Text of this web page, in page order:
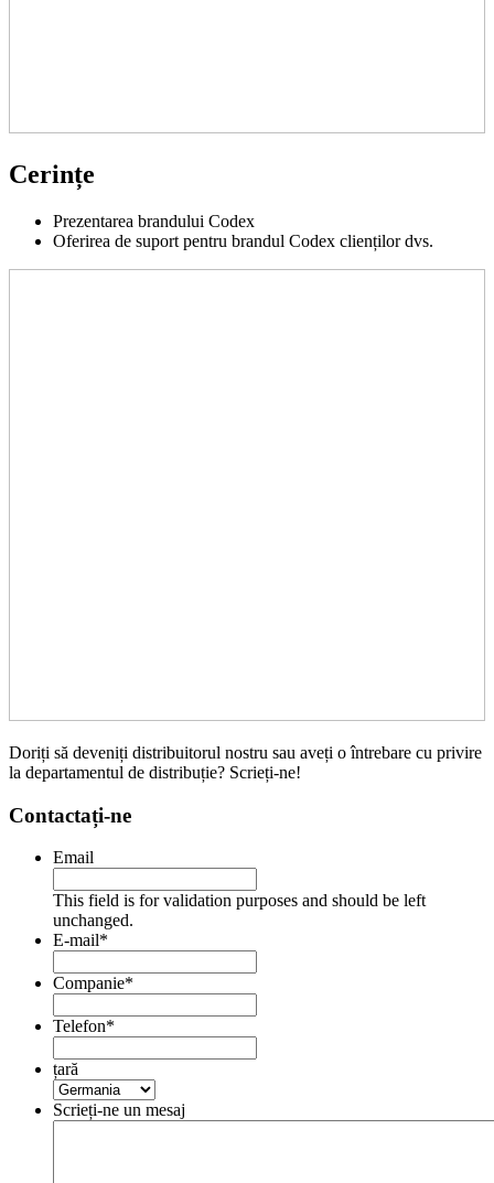
Cerințe
Prezentarea brandului Codex
Oferirea de suport pentru brandul Codex clienților dvs.
Doriți să deveniți distribuitorul nostru sau aveți o întrebare cu privire
la departamentul de distribuție? Scrieți-ne!
Contactați-ne
Email
This field is for validation purposes and should be left
unchanged.
E-mail*
Companie*
Telefon*
țară
Scrieți-ne un mesaj